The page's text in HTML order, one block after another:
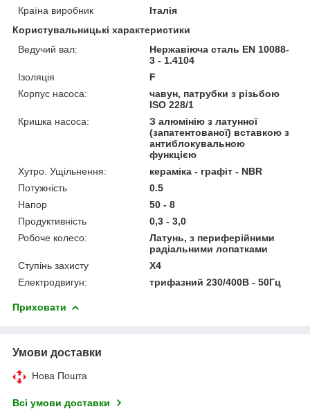
Країна виробник
Італія
Користувальницькі характеристики
Ведучий вал:
Нержавіюча сталь EN 10088-
3 - 1.4104
Ізоляція
F
Корпус насоса:
чавун, патрубки з різьбою
ISO 228/1
Кришка насоса:
З алюмінію з латунної
(запатентованої) вставкою з
антиблокувальною
функцією
Хутро. Ущільнення:
кераміка - графіт - NBR
Потужність
0.5
Напор
50 - 8
Продуктивність
0,3 - 3,0
Робоче колесо:
Латунь, з периферійними
радіальними лопатками
Ступінь захисту
X4
Електродвигун:
трифазний 230/400В - 50Гц
Приховати
Умови доставки
Нова Пошта
Всі умови доставки